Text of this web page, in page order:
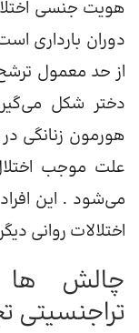
هویت جنسی
دوران بارداری
از حد معمول
دختر شکل
هورمون زنانگی
علت موجب
می‌شود . این
اختلالات روانی
چالش ها
تراجنسیتی